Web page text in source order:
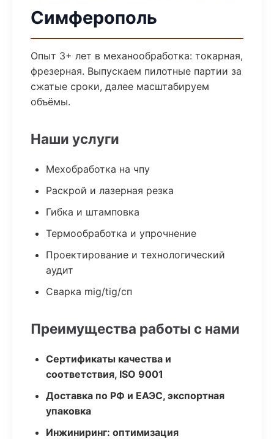
Симферополь
Опыт 3+ лет в механообработка: токарная,
фрезерная. Выпускаем пилотные партии за
сжатые сроки, далее масштабируем
объёмы.
Наши услуги
Мехобработка на чпу
Раскрой и лазерная резка
Гибка и штамповка
Термообработка и упрочнение
Проектирование и технологический
аудит
Сварка mig/tig/сп
Преимущества работы с нами
Сертификаты качества и
соответствия, ISO 9001
Доставка по РФ и ЕАЭС, экспортная
упаковка
Инжиниринг: оптимизация